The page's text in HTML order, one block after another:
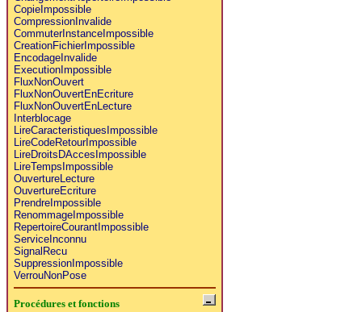
CopieImpossible
CompressionInvalide
CommuterInstanceImpossible
CreationFichierImpossible
EncodageInvalide
ExecutionImpossible
FluxNonOuvert
FluxNonOuvertEnEcriture
FluxNonOuvertEnLecture
Interblocage
LireCaracteristiquesImpossible
LireCodeRetourImpossible
LireDroitsDAccesImpossible
LireTempsImpossible
OuvertureLecture
OuvertureEcriture
PrendreImpossible
RenommageImpossible
RepertoireCourantImpossible
ServiceInconnu
SignalRecu
SuppressionImpossible
VerrouNonPose
Procédures et fonctions